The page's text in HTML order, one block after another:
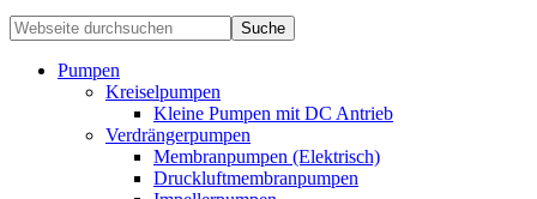
Webseite
durchsuchen
Pumpen
Kreiselpumpen
Kleine Pumpen mit DC Antrieb
Verdrängerpumpen
Membranpumpen (Elektrisch)
Druckluftmembranpumpen